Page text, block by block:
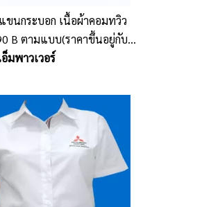
ขนกระบอก เนื้อผ้าคอมทวิว
B ตามแบบ(ราคาขึ้นอยู่กับ
นาดรูปแบบ ปัก และเนื้อผ้า)
มพาวเวอร์